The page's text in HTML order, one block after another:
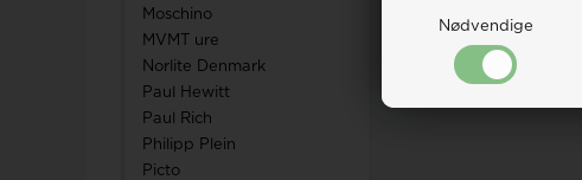
Nødvendige
Moschino
MVMT ure
Norlite Denmark
Paul Hewitt
Paul Rich
Philipp Plein
Picto